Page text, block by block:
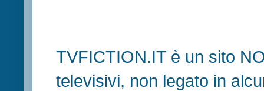
TVFICTION.IT è un sito
televisivi, non legato in